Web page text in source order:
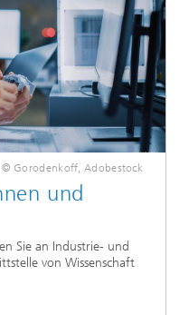
© Gorodenkoff, Adobestock
und
Sie an Industrie- und
von Wissenschaft